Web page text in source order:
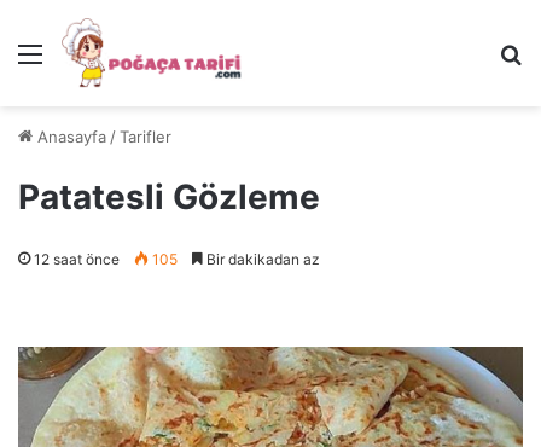
Menü
Anasayfa /Tarifler
Patatesli Gözleme
12 saat önce 105 Bir dakikadan az